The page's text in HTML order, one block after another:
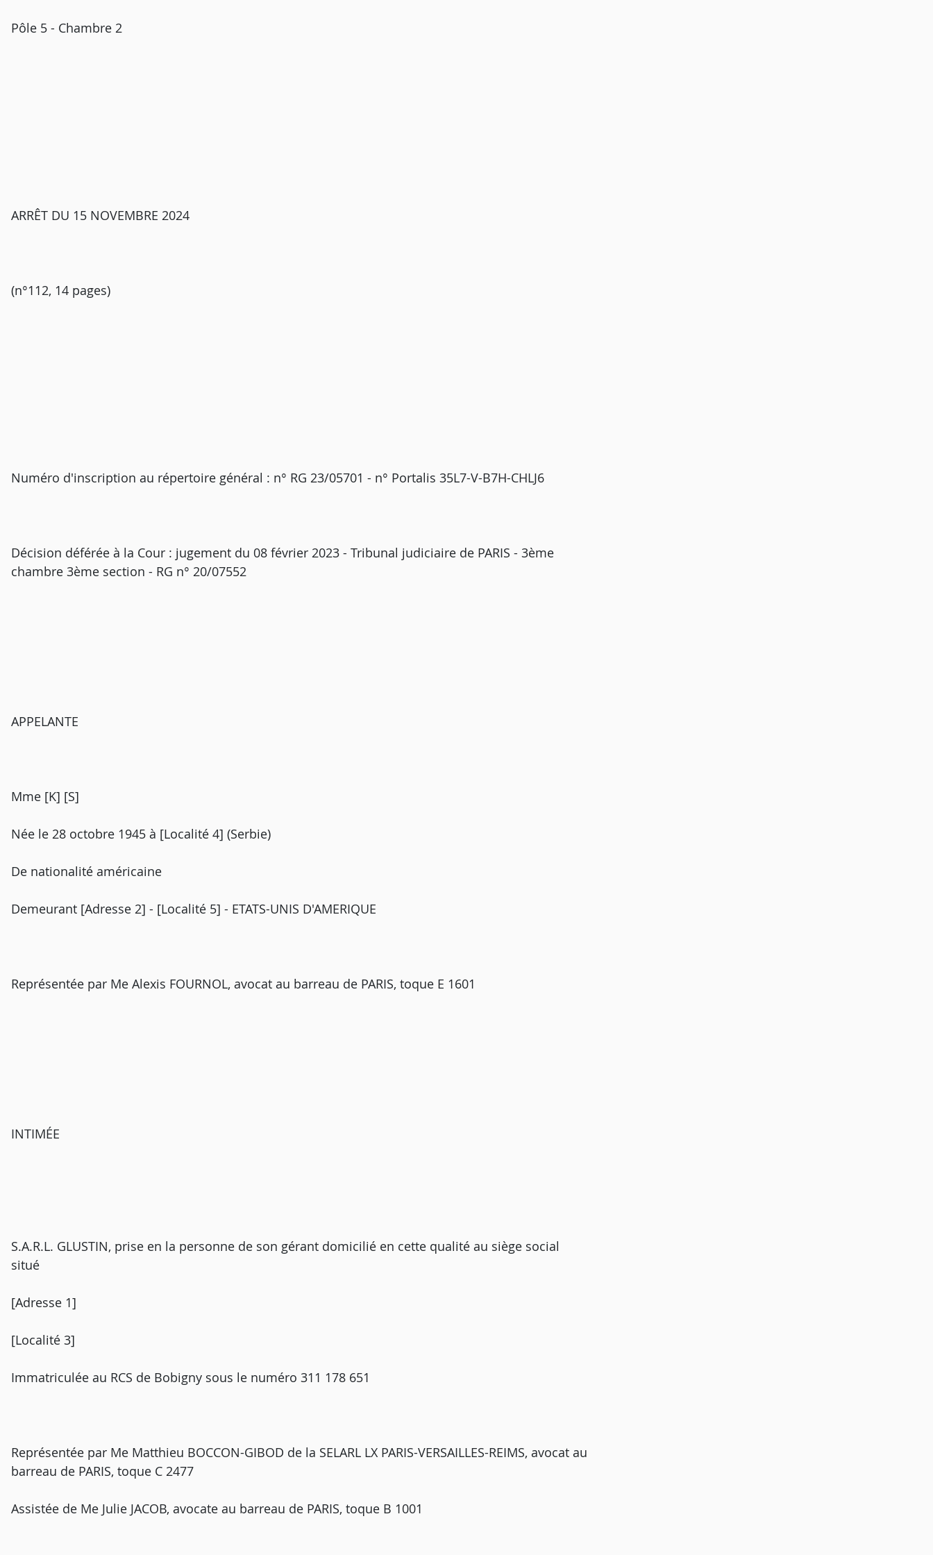
Pôle 5 - Chambre 2
ARRÊT DU 15 NOVEMBRE 2024
(n°112, 14 pages)
Numéro d'inscription au répertoire général : n° RG 23/05701 - n° Portalis 35L7-V-B7H-CHLJ6
Décision déférée à la Cour : jugement du 08 février 2023 - Tribunal judiciaire de PARIS - 3ème
chambre 3ème section - RG n° 20/07552
APPELANTE
Mme [K] [S]
Née le 28 octobre 1945 à [Localité 4] (Serbie)
De nationalité américaine
Demeurant [Adresse 2] - [Localité 5] - ETATS-UNIS D'AMERIQUE
Représentée par Me Alexis FOURNOL, avocat au barreau de PARIS, toque E 1601
INTIMÉE
S.A.R.L. GLUSTIN, prise en la personne de son gérant domicilié en cette qualité au siège social
situé
[Adresse 1]
[Localité 3]
Immatriculée au RCS de Bobigny sous le numéro 311 178 651
Représentée par Me Matthieu BOCCON-GIBOD de la SELARL LX PARIS-VERSAILLES-REIMS, avocat au
barreau de PARIS, toque C 2477
Assistée de Me Julie JACOB, avocate au barreau de PARIS, toque B 1001